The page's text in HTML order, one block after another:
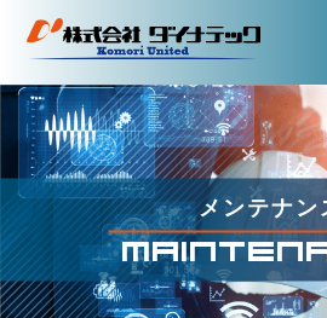
ナ
株
式
会
社
ダ
メンテナン